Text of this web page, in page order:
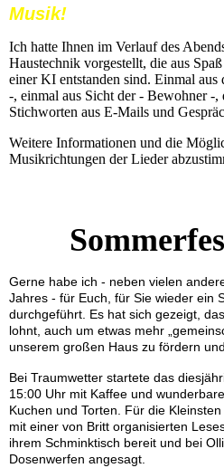
Musik!
Ich hatte Ihnen im Verlauf des
Haustechnik vorgestellt, die aus
einer KI entstanden sind. Einmal
-, einmal aus Sicht der - Bewohner -,
Stichworten aus E-Mails und
Weitere Informationen und die
Musikrichtungen der Lieder
Gerne habe ich - neben vielen
Jahres - für Euch, für Sie wieder ein
durchgeführt. Es hat sich gezeigt,
lohnt, auch um etwas mehr
unserem großen Haus zu fördern
Bei Traumwetter startete das
15:00 Uhr mit Kaffee und
Kuchen und Torten. Für die
mit einer von Britt organisierten
ihrem Schminktisch bereit und bei
Dosenwerfen angesagt.